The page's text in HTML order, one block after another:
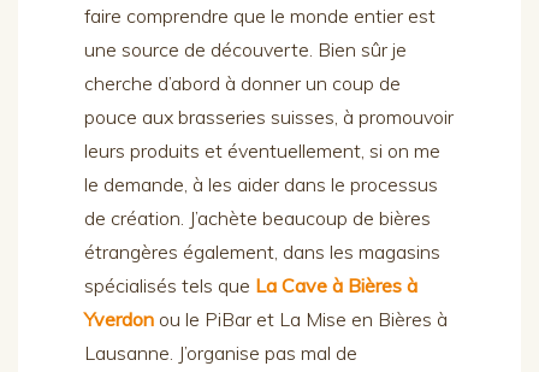
faire comprendre que le monde entier est
une source de découverte. Bien sûr je
cherche d’abord à donner un coup de
pouce aux brasseries suisses, à promouvoir
leurs produits et éventuellement, si on me
le demande, à les aider dans le processus
de création. J’achète beaucoup de bières
étrangères également, dans les magasins
spécialisés tels que La Cave à Bières à
Yverdon ou le PiBar et La Mise en Bières à
Lausanne. J’organise pas mal de